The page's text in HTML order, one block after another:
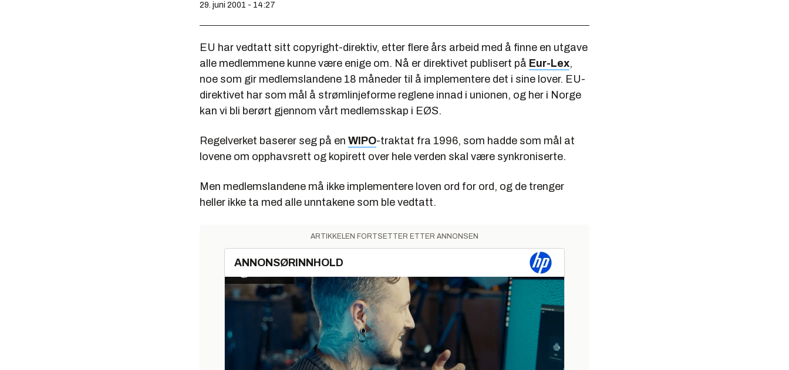
29. juni 2001 - 14:27
EU har vedtatt sitt copyright-direktiv, etter flere års arbeid med å finne en utgave
alle medlemmene kunne være enige om. Nå er direktivet publisert på Eur-Lex,
noe som gir medlemslandene 18 måneder til å implementere det i sine lover. EU-
direktivet har som mål å strømlinjeforme reglene innad i unionen, og her i Norge
kan vi bli berørt gjennom vårt medlemsskap i EØS.
Regelverket baserer seg på en WIPO-traktat fra 1996, som hadde som mål at
lovene om opphavsrett og kopirett over hele verden skal være synkroniserte.
Men medlemslandene må ikke implementere loven ord for ord, og de trenger
heller ikke ta med alle unntakene som ble vedtatt.
ARTIKKELEN FORTSETTER ETTER ANNONSEN
ANNONSØRINNHOLD